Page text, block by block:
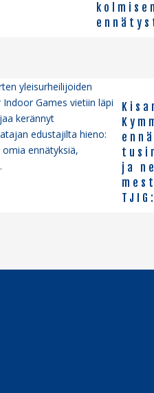
ja
yleisurheilijoiden
Games vietiin läpi
kerännyt
edustajilta hieno:
ennätyksiä,